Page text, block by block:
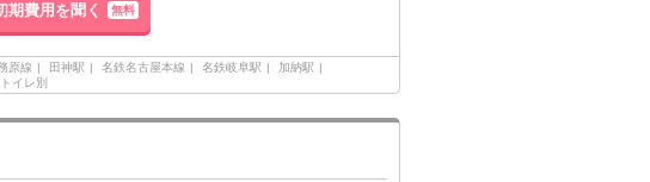
期費用を聞く 無料
原線 田神駅 名鉄名古屋本線 名鉄岐阜駅
加納駅
イレ別